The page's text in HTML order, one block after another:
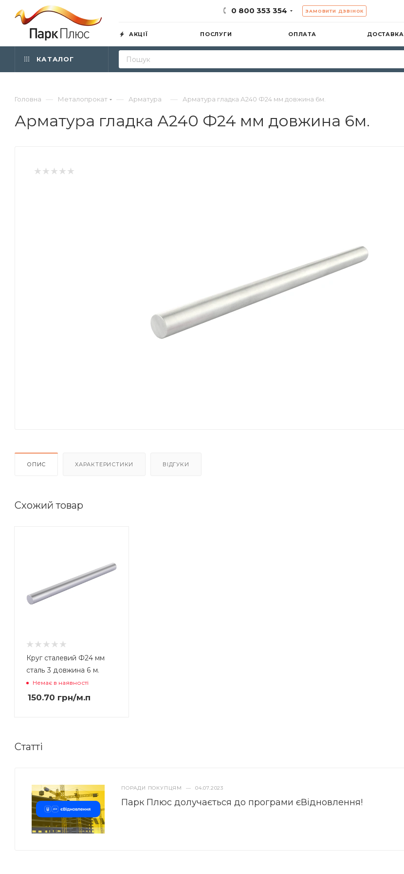
0 800 353 354 ЗАМОВИТИ ДЗВІНОК
АКЦІЇ ПОСЛУГИ ОПЛАТА ДОСТАВКА
КАТАЛОГ
Головна — Металопрокат — Арматура — Арматура гладка А240 Ф24 мм довжина 6м.
Арматура гладка А240 Ф24 мм довжина 6м.
ОПИС ХАРАКТЕРИСТИКИ ВІДГУКИ
Схожий товар
Круг сталевий Ф24 мм
сталь 3 довжина 6 м.
Немає в наявності
150.70 грн/м.п
Статті
ПОРАДИ ПОКУПЦЯМ — 04.07.2023
Парк Плюс долучається до програми єВідновлення!